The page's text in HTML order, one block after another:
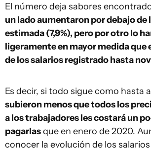
El número deja sabores
un lado aumentaron por debajo de
estimada (7,9%), pero por otro lo
ligeramente en mayor medida que
de los salarios registrado hasta
Es decir, si todo sigue como hasta
subieron menos que todos los
a los trabajadores les costará un
pagarlasque en enero de 2020.
conocer la evolución de los